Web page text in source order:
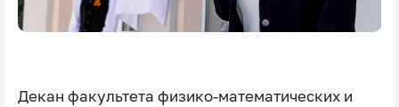
Декан факультета физико-математических и